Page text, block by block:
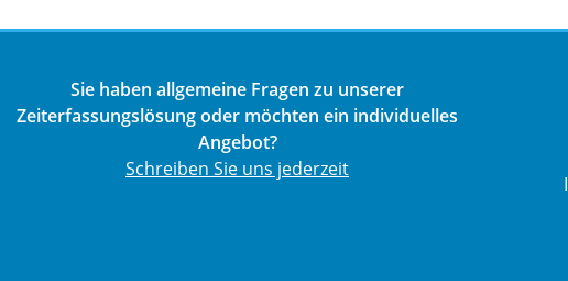
Sie haben allgemeine Fragen zu unserer
Zeiterfassungslösung oder möchten ein individuelles
Angebot?
Schreiben Sie uns jederzeit